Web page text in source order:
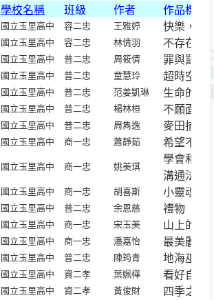
學校名稱 班級 作者
作品標題
國立玉里高中 容二忠 王雅婷
快樂，是
國立玉里高中 容二忠 林倩羽
不存在的
國立玉里高中 普二忠 周筱倩
罪與罰
國立玉里高中 普二忠 童慧玲
超時空
國立玉里高中 普二忠 范姜凱琳
生命的出
國立玉里高中 普二忠 楊林桓
不願面對
國立玉里高中 普二忠 周雋逸
麥田捕手
國立玉里高中 商一忠 蕭靜茹
希望不是
國立玉里高中 商一忠 姚美琪
學會和不
溝通法則
國立玉里高中 商一忠 胡喜斯
小靈魂與
國立玉里高中 普二忠 余恩慈
禮物
國立玉里高中 商一忠 宋玉美
山上的孩
國立玉里高中 商一忠 潘嘉怡
最美麗的
國立玉里高中 普二忠 陳筠青
地海巫師
國立玉里高中 資二孝 葉姵樺
看好自己
國立玉里高中 資二孝 黃俊財
四季之秋